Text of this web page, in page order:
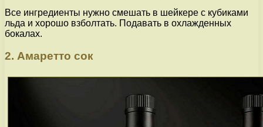
Все ингредиенты нужно смешать в шейкере с кубиками
льда и хорошо взболтать. Подавать в охлажденных
бокалах.
2. Амаретто сок